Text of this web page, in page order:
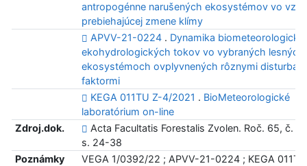
antropogénne narušených ekosystémov vo
prebiehajúcej zmene klímy
APVV-21-0224. Dynamika
ekohydrologických tokov vo vybraných lesných
ekosystémoch ovplyvnených rôznymi
faktormi
KEGA 011TU Z-4/2021 . BioMeteorologické
laboratórium on-line
Zdroj.dok.
Acta Facultatis Forestalis Zvolen. Roč. 65, č. 2
s. 24-38
Poznámky
VEGA 1/0392/22 ; APVV-21-0224 ; KEGA